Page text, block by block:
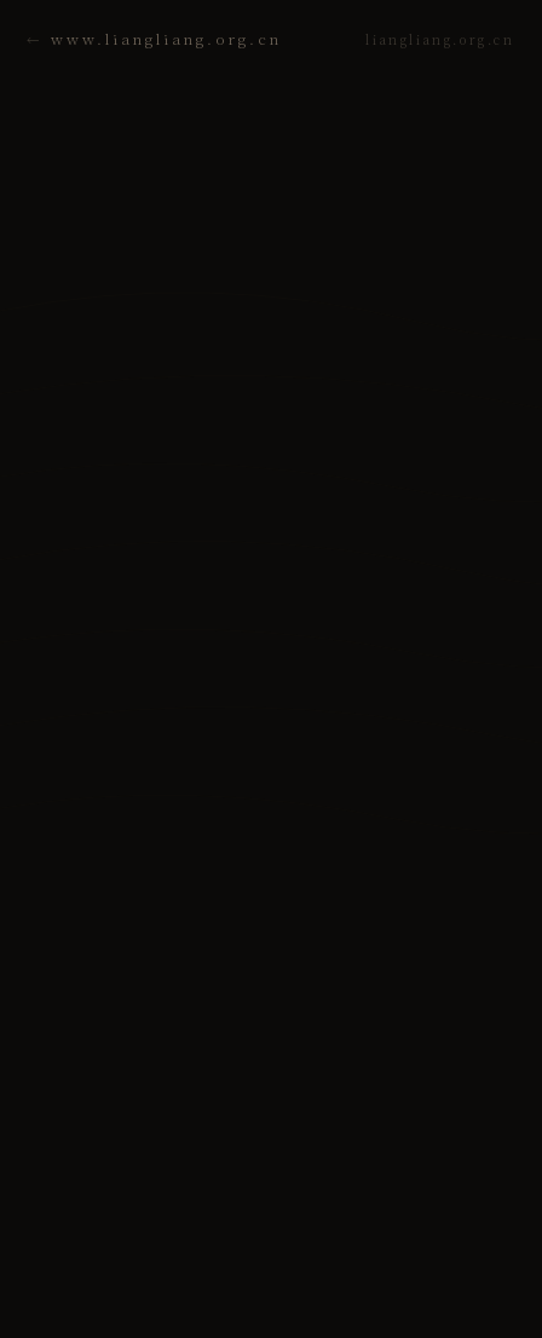
www.liangliang.org.cn liangliang.org.cn